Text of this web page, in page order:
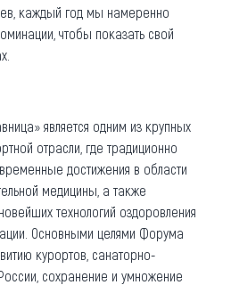
каждый год мы намеренно
чтобы показать свой
является одним из крупных
отрасли, где традиционно
достижения в области
медицины, а также
технологий оздоровления
Основными целями Форума
курортов, санаторно-
сохранение и умножение